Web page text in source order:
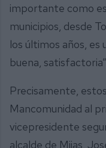
importante como
municipios, desde
los últimos años, es
buena,
Precisamente,
Mancomunidad al
vicepresidente
alcalde de Mijas,